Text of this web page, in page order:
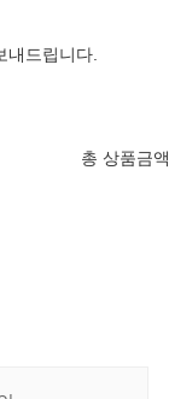
드립니다.
총 상품금액